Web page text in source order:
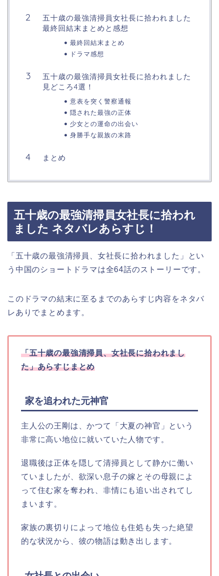
五十歳の最強清掃員女社長に拾われました
最終回結末まとめと感想
最終回結末まとめ
ドラマ感想
五十歳の最強清掃員女社長に拾われました
見どころ4選！
意表を突く警察通報
隠された最強の正体
少女との運命の出会い
身勝手な親族の末路
まとめ
五十歳の最強清掃員女社長に拾われ
ました ネタバレあらすじ！
「五十歳の最強清掃員、女社長に拾われました」とい
う中国のショートドラマは全64話のストーリーです。
このドラマの結末に至るまでのあらすじ内容をネタバ
レありでまとめます。
「五十歳の最強清掃員、女社長に拾われまし
た」あらすじまとめ
家を追われた元神官
主人公の王剛は、かつて「大夏の神官」という
非常に高い地位に就いていた人物です。
退職後は正体を隠して清掃員として静かに働い
ていましたが、欲深い息子の嫁とその母親によ
って住む家を奪われ、非情にも追い出されてし
まいます。
家族の裏切りによって地位も住処も失った絶望
的な状況から、彼の物語は動き出します。